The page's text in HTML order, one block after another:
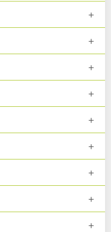
+
+
+
+
+
+
+
+
+